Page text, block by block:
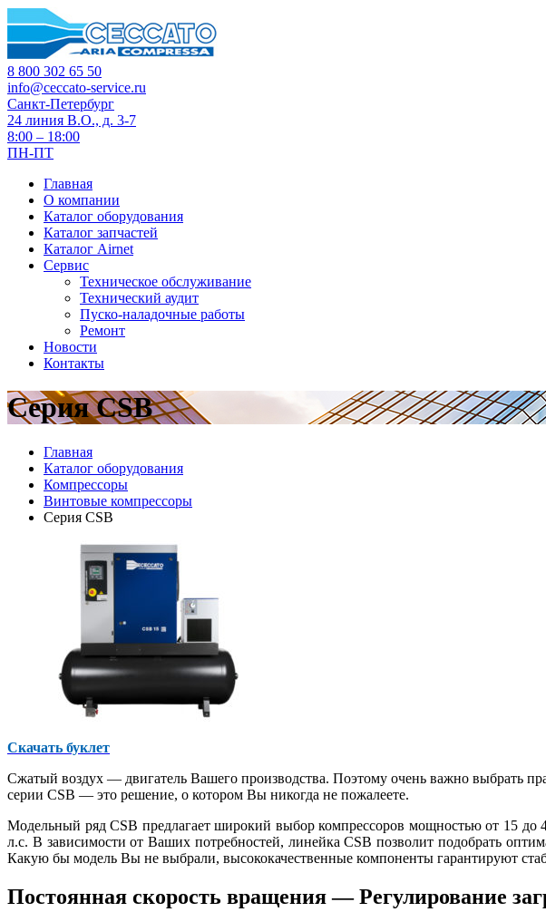
8 800 302 65 50
info@ceccato-service.ru
Санкт-Петербург
24 линия В.О., д. 3-7
8:00 – 18:00
ПН-ПТ
Главная
О компании
Каталог оборудования
Каталог запчастей
Каталог Airnet
Сервис
Техническое обслуживание
Технический аудит
Пуско-наладочные работы
Ремонт
Новости
Контакты
Серия CSB
Главная
Каталог оборудования
Компрессоры
Винтовые компрессоры
Серия CSB
Скачать буклет
Сжатый воздух — двигатель Вашего производства. Поэтому очень важно выбрать
серии CSB — это решение, о котором Вы никогда не пожалеете.
Модельный ряд CSB предлагает широкий выбор компрессоров мощностью от 15 до
л.с. В зависимости от Ваших потребностей, линейка CSB позволит подобрать
Какую бы модель Вы не выбрали, высококачественные компоненты гарантируют
Постоянная скорость вращения — Регулирование